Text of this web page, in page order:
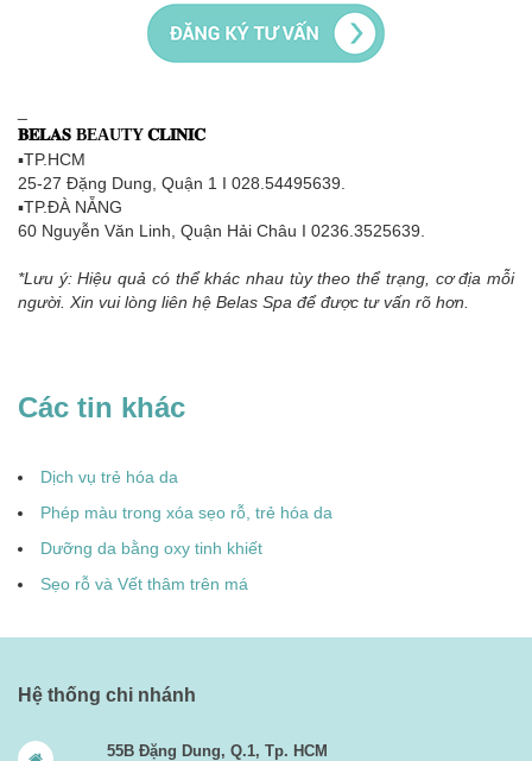
𝐁𝐄𝐋𝐀𝐒 BEAUTY 𝐂𝐋𝐈𝐍𝐈𝐂
▪TP.HCM
25-27 Đặng Dung, Quận 1 I 028.54495639.
▪TP.ĐÀ NẴNG
60 Nguyễn Văn Linh, Quận Hải Châu I 0236.3525639.
*Lưu ý: Hiệu quả có thể khác nhau tùy theo thể trạng, cơ địa mỗi
người. Xin vui lòng liên hệ Belas Spa để được tư vấn rõ hơn.
Các tin khác
Dịch vụ trẻ hóa da
Phép màu trong xóa sẹo rỗ, trẻ hóa da
Dưỡng da bằng oxy tinh khiết
Sẹo rỗ và Vết thâm trên má
Hệ thống chi nhánh
55B Đặng Dung, Q.1, Tp. HCM